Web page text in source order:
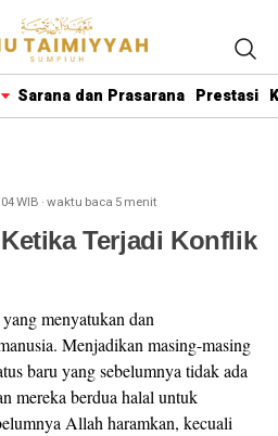
Sarana dan Prasarana Prestasi
WIB ·waktu baca 5 menit
Terjadi Konflik
menyatukan dan
Menjadikan masing-masing
baru yang sebelumnya tidak ada
mereka berdua halal untuk
Allah haramkan, kecuali